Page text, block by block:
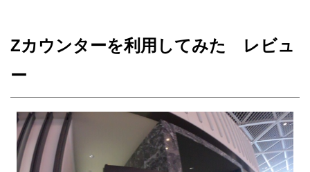
Zカウンターを利用してみた レビュ
ー